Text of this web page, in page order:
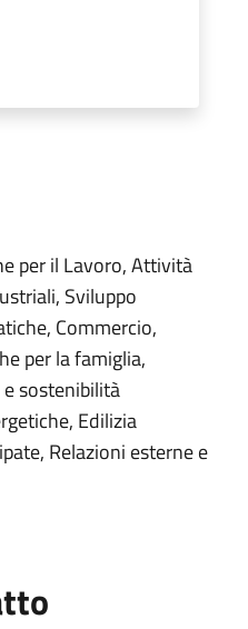
per il Lavoro, Attività
Sviluppo
Commercio,
per la famiglia,
sostenibilità
Edilizia
Relazioni esterne e